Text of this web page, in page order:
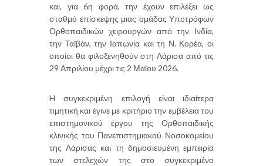
και, για 6η φορά, την έχουν επιλέξει ως
σταθμό επίσκεψης μιας ομάδας Υποτρόφων
Ορθοπαιδικών χειρουργών από την Ινδία,
την Ταϊβάν, την Ιαπωνία και τη Ν. Κορέα, οι
οποίοι θα φιλοξενηθούν στη Λάρισα από τις
29 Απριλίου μέχρι τις 2 Μαΐου 2026.
H συγκεκριμένη επιλογή είναι ιδιαίτερα
τιμητική και έγινε με κριτήριο την εμβέλεια του
επιστημονικού έργου της Ορθοπαιδικής
κλινικής του Πανεπιστημιακού Νοσοκομείου
της Λάρισας και τη δημοσιευμένη εμπειρία
των στελεχών της στο συγκεκριμένο